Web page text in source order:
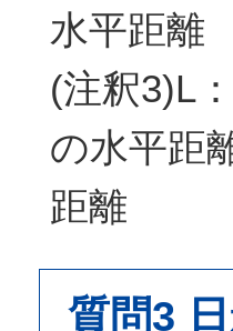
水平距離
(注釈3)L
の水平距
距離
質問3